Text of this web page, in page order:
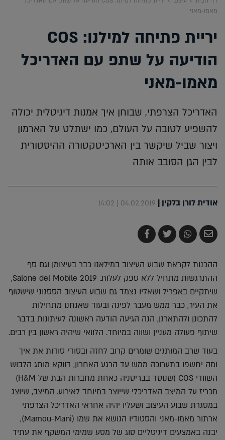
מאמו-מאני
יריית פתיחה למילנו: COS
הודיעה על שתפ עם האדריכל
מאמו-מאני
האדריכל הצרפתי, שבוחן איך אמנות דיגיטלית יכולה
להשפיע לטובה על העולם, כמו ישתלט על הארמון
ויצור שביל שיקשר בין הארכיטקטורה ההיסטורית
לבין הגן הסובב אותה
אודית לורן בלקין |
04.02.2019 | 14:02
שלח
בדואר
שתף
ב-
צייץ
ב-
שתף
ב-
ההכנות לקראת שבוע העיצוב במילאנו כבר בעיצומן וגם סף
ההתרגשות מתחיל ללא ספק לעלות. Salone del Mobile 2019,
שיתקיים באפריל ושאליו נצמד גם שבוע העיצוב הססגוני שישטוף
את העיר, כבר ממש מעבר לפינה ובעוד שאנחנו מתחילות
להתכונן ולהתארגן, הנה הגיעה הודעה ראשונה לעיתונות בדבר
שיתוף פעולה מעניין ושווה במיוחד. הלוואי שיהיה ראשון בין רבים.
בעוד שרב המותגים שומרים קרוב לחזה ובסודי סודות את איך
ומה יחשפו בתערוכה ממש עד הרגע האחרון, דווקא מותג הלבוש
השוודי COS (שנוסד בבריטניה כאחת מחברות הבת של H&M)
מכריז על המיצב האדריכלי שייוצר במיוחד לאירוע. המיצב, שיוצג
במסגרת שבוע העיצוב ושעליו יהיה אחראי האדריכל הצרפתי
ארתור מאמו-מאני והסטודיו הנושא את שמו (Mamou-Mani),
יבנה באמצעים דיגיטליים סוג של מסע שמימי המשקף את עתיד